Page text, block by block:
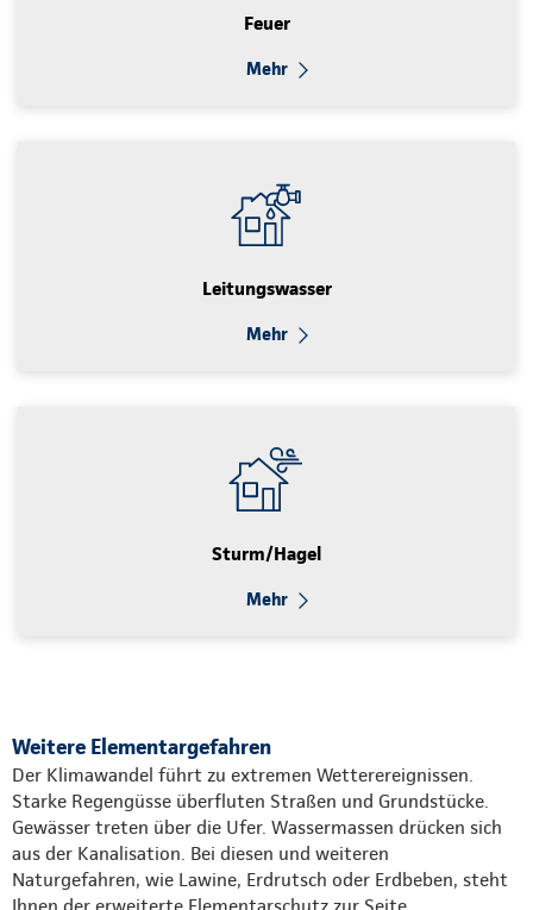
Feuer
Mehr
Leitungswasser
Mehr
Sturm/Hagel
Mehr
Weitere Elementargefahren
Der Klimawandel führt zu extremen Wetterereignissen.
Starke Regengüsse überfluten Straßen und Grundstücke.
Gewässer treten über die Ufer. Wassermassen drücken sich
aus der Kanalisation. Bei diesen und weiteren
Naturgefahren, wie Lawine, Erdrutsch oder Erdbeben, steht
Ihnen der erweiterte Elementarschutz zur Seite.